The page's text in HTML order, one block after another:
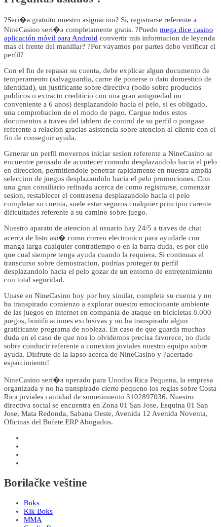
?Seri�a gratuito nuestro asignacion? Si, registrarse referente a
NineCasino seri�a completamente gratis. ?Puedo mega dice casino
aplicación móvil para Android convertir mis informacion de leyenda
mas el frente del manillar? ?Por vayamos por partes debo verificar el
perfil?
Con el fin de repasar su cuenta, debe explicar algun documento de
temperamento (salvaguardia, carne de ponerse o dato domestico de
identidad), un justificante sobre directiva (bollo sobre productos
publicos o extracto crediticio con una gran antiguedad no
conveniente a 6 anos) desplazandolo hacia el pelo, si es obligado,
una comprobacion de el modo de pago. Cargue todos estos
documentos a traves del tablero de control de su perfil o pongase
referente a relacion gracias asistencia sobre atencion al cliente con el
fin de conseguir ayuda.
Generar un perfil movernos iniciar sesion referente a NineCasino se
encuentre pensado de acontecer comodo desplazandolo hacia el pelo
en direccion, permitiendole penetrar rapidamente en nuestra amplia
seleccion de juegos desplazandolo hacia el pelo promociones. Con
una gran consiliario refinada acerca de como registrarse, comenzar
sesion, restablecer el contrasena desplazandolo hacia el pelo
completar su cuenta, suele estar seguros cualquier principio carente
dificultades referente a su camino sobre juego.
Nuestro aparato de atencion al usuario hay 24/5 a traves de chat
acerca de listo asi� como correo electronico para ayudarle con
manga larga cualquier contratiempo o en la barra duda, es por ello
que cual siempre tenga ayuda cuando la requiera. Si continuas el
transcurso sobre demostracion, podrias proteger tu perfil
desplazandolo hacia el pelo gozar de un entorno de entretenimiento
con total seguridad.
Unase en NineCasino hoy por hoy similar, complete su cuenta y no
ha transpirado comienzo a explorar nuestro emocionante ambiente
de las juegos en internet en compania de ataque en bicicletas 8.000
juegos, bonificaciones exclusivas y no ha transpirado algun
gratificante programa de nobleza. En caso de que guarda muchas
duda en el caso de que nos lo olvidemos precisa favorece, no dude
sobre conducir referente a conexion joviales nuestro equipo sobre
ayuda. Disfrute de la lapso acerca de NineCasino y ?acertado
esparcimiento!
NineCasino seri�a operado para Unodos Rica Pequena, la empresa
organizada y no ha transpirado cierto pequeno los reglas sobre Costa
Rica joviales cantidad de sometimiento 3102897036. Nuestro
directiva social se encuentra en Zona 01 San Jose, Esquina 01 San
Jose, Mata Redonda, Sabana Oeste, Avenida 12 Avenida Noventa,
Oficinas del Bufete ERP Abogados.
Borilačke veštine
Boks
Kik Boks
MMA